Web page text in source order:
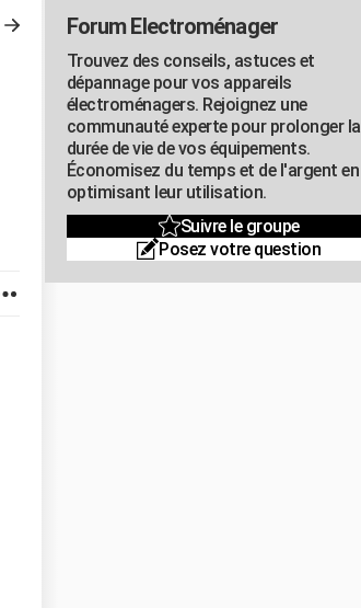
Forum Electroménager
Trouvez des conseils, astuces et
dépannage pour vos appareils
électroménagers. Rejoignez une
communauté experte pour prolonger la
durée de vie de vos équipements.
Économisez du temps et de l'argent en
optimisant leur utilisation.
Suivre le groupe
Posez votre question